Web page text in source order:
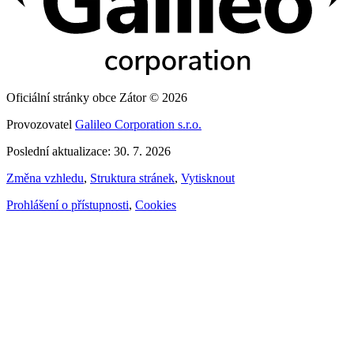
Oficiální stránky obce Zátor © 2026
Provozovatel Galileo Corporation s.r.o.
Poslední aktualizace: 30. 7. 2026
Změna vzhledu, Struktura stránek, Vytisknout
Prohlášení o přístupnosti, Cookies